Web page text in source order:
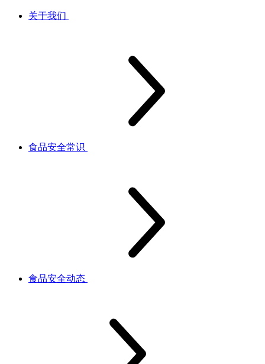
关于我们
食品安全常识
食品安全动态